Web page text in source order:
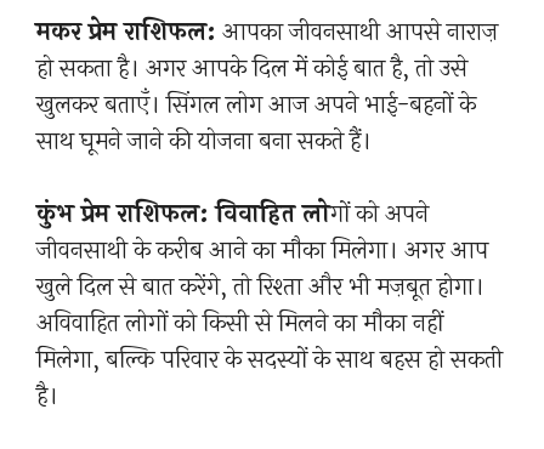
मकर प्रेम राशिफल: आपका जीवनसाथी आपसे नाराज़
हो सकता है। अगर आपके दिल में कोई बात है, तो उसे
खुलकर बताएँ। सिंगल लोग आज अपने भाई-बहनों के
साथ घूमने जाने की योजना बना सकते हैं।
कुंभ प्रेम राशिफल: विवाहित लोगों को अपने
जीवनसाथी के करीब आने का मौका मिलेगा। अगर आप
खुले दिल से बात करेंगे, तो रिश्ता और भी मज़बूत होगा।
अविवाहित लोगों को किसी से मिलने का मौका नहीं
मिलेगा, बल्कि परिवार के सदस्यों के साथ बहस हो सकती
है।